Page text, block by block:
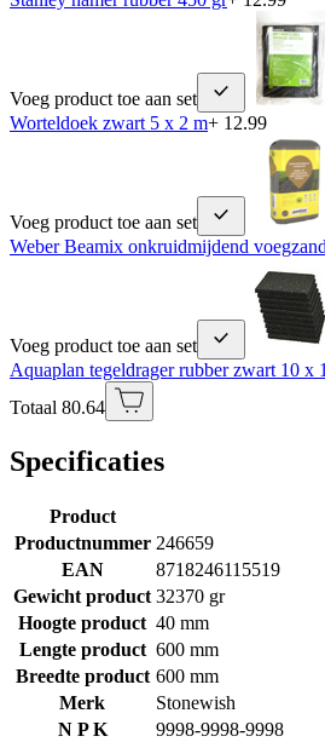
Voeg product toe aan set
Worteldoek zwart 5 x 2 m+ 12.99
Voeg product toe aan set
Weber Beamix onkruidmijdend
Voeg product toe aan set
Aquaplan tegeldrager rubber zwart 10 x
Totaal 80.64
Specificaties
Product
Productnummer 246659
EAN
8718246115519
Gewicht product 32370 gr
Hoogte product 40 mm
Lengte product 600 mm
Breedte product 600 mm
Merk
Stonewish
N P K
9998-9998-9998